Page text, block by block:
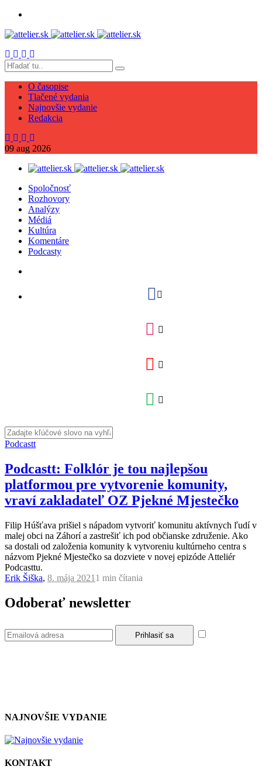
O časopise
Tlačené vydania
Najnovšie vydanie
Redakcia
09 aug 2026
Spoločnosť
Rozhovory
Analýzy
Médiá
Kultúra
Komentáre
Podcasty
Podcastt
Podcastt: Folklór je tou najlepšou
platformou pre vytvorenie komunity,
vraví zakladateľ OZ Pjekné Mjestečko
Filip Húšťava prišiel s nápadom vytvoriť komunitu aktívnych ľudí v
malej obci na Záhorí a zastrešiť ich pod občianske združenie. Ako
sa dostali od založenia komunity k vytvoreniu kultúrneho centra s
názvom Pjekné Mjestečko sa dozviete v novej epizóde Atteliér
Podcasttu.
Erik Šiška, 8. mája 2021 1 min čítania
Odoberať newsletter
NAJNOVŠIE VYDANIE
KONTAKT